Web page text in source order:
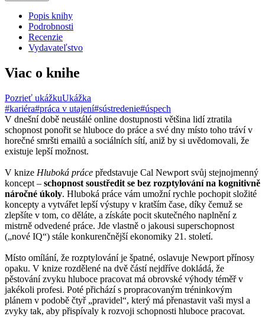
Popis knihy
Podrobnosti
Recenzie
Vydavateľstvo
Viac o knihe
Pozrieť ukážkuUkážka
#kariéra#práca v utajení#sústredenie#úspech
V dnešní době neustálé online dostupnosti většina lidí ztratila
schopnost ponořit se hluboce do práce a své dny místo toho tráví v
horečné smršti emailů a sociálních sítí, aniž by si uvědomovali, že
existuje lepší možnost.
V knize Hluboká práce představuje Cal Newport svůj stejnojmenný
koncept – schopnost soustředit se bez rozptylování na kognitivně
náročné úkoly. Hluboká práce vám umožní rychle pochopit složité
koncepty a vytvářet lepší výstupy v kratším čase, díky čemuž se
zlepšíte v tom, co děláte, a získáte pocit skutečného naplnění z
mistrně odvedené práce. Jde vlastně o jakousi superschopnost
(„nové IQ“) stále konkurenčnější ekonomiky 21. století.
Místo omílání, že rozptylování je špatné, oslavuje Newport přínosy
opaku. V knize rozdělené na dvě částí nejdříve dokládá, že
pěstování zvyku hluboce pracovat má obrovské výhody téměř v
jakékoli profesi. Poté přichází s propracovaným tréninkovým
plánem v podobě čtyř „pravidel“, který má přenastavit vaši mysl a
zvyky tak, aby přispívaly k rozvoji schopnosti hluboce pracovat.